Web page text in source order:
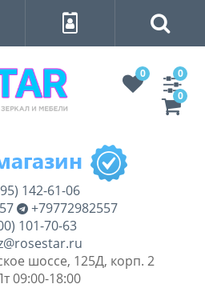
0
0
0
142-61-06
+79772982557
101-70-63
шоссе, 125Д, корп. 2
09:00-18:00